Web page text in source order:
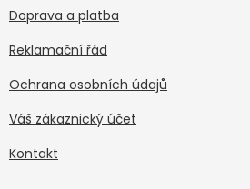
Doprava a platba
Reklamační řád
Ochrana osobních údajů
Váš zákaznický účet
Kontakt